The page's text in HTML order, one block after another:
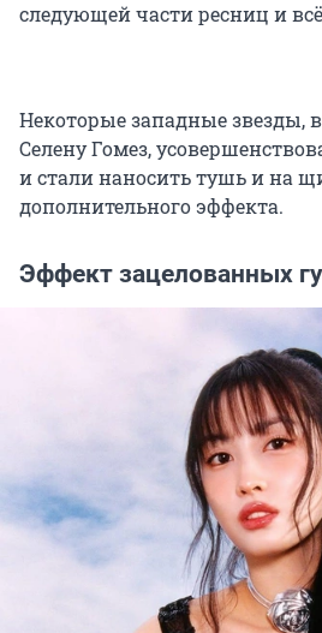
следующей части ресниц и
Некоторые западные звезды,
Селену Гомез,
и стали наносить тушь и на
дополнительного эффекта.
Эффект зацелованных